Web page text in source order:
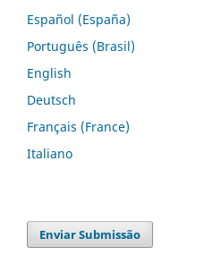
Español (España)
Português (Brasil)
English
Deutsch
Français (France)
Italiano
Enviar Submissão